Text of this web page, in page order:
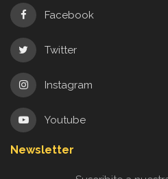
Facebook
Twitter
Instagram
Youtube
Newsletter